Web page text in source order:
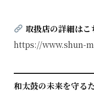
取扱店の詳細はこ
https://www.shun-
和太鼓の未来を守るた